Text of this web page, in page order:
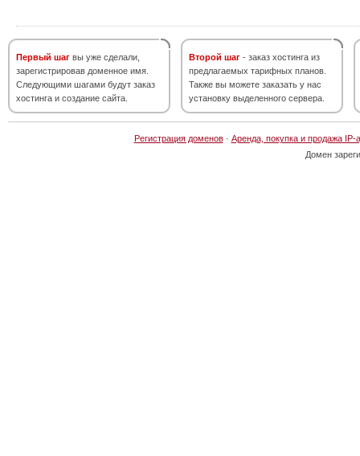
Первый шаг вы уже сделали,
зарегистрировав доменное имя.
Следующими шагами будут заказ
хостинга и создание сайта.
Второй шаг - заказ хостинга из
предлагаемых тарифных планов.
Также вы можете заказать у нас
установку выделенного сервера.
Регистрация доменов· Аренда, покупка и продажа IP-
Домен